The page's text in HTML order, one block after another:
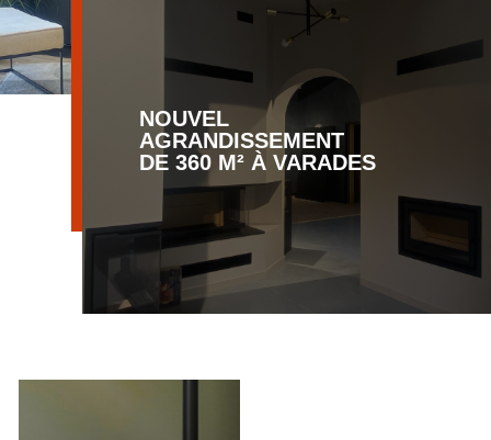
NOUVEL
AGRANDISSEMENT
DE 360 M² À VARADES